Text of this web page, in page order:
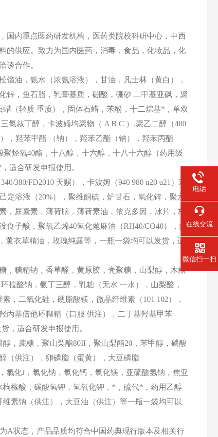
国内重点医药研发机构，医药类院校科研中心，中西
的供应。致力为国内医药，消毒，食品，化妆品，化
谈合作。
油，氨水（浓氨溶液），甘油，凡士林（黄白），
锌，鱼石脂，乳膏基质，硼酸，硼砂 二甲基亚砜，聚
（轻质 重质），固体石蜡，苯酚，十二烷基*，单双
氯叔丁醇，卡波姆均聚物（ A B C ）,聚乙二醇（400
，羟苯甲酯 （钠），羟苯乙酯（钠），羟苯丙酯
烃氧40酯，十八醇，十六醇，十八十六醇（药用级
适合研发申报使用。
380/FD2010 天赐），卡波姆（940 980 u20 u21）苯
溶液（20%），聚维酮碘，炉甘石，氧化锌，聚六
尿囊素，薄荷脑，薄荷素油，依克多因，冰片，樟
子酸，聚氧乙烯40氢化蓖麻油（RH40/CO40），肉
衣草精油，玫瑰纯露等，一瓶一袋均可以发货，适
，糖精钠，香草醛，黄原胶，壳聚糖，山梨醇，木糖
拉酸钠，氨丁三醇，乳糖（无水 一水），山梨酸，
，二氧化硅，硬脂酸镁，微晶纤维素（101 102），
丙基倍他环糊精（口服 供注），二丁基羟基甲苯
，适合研发申报使用。
醇，蔗糖，聚山梨酯80II，聚山梨酯20，苯甲醇，磷酸
（供注），卵磷脂（蛋黄），大豆磷脂
氯化J，氯化钠，氯化钙，氯化镁，亚硫酸氢钠，焦亚
橼酸，碳酸氢钾，氢氧化钾，*，硫代*，药用乙醇
素钠（供注），大豆油（供注）等一瓶一袋均可以
A状态，产品品质均符合中国药典现行版本及相关行
电话
在线交流
微信扫一扫